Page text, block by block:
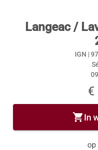
Langeac /
IGN |
€
shopping_cartIn
op